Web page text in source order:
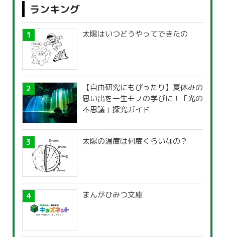
ランキング
太陽はいつどうやってできたの
【自由研究にもぴったり】夏休みの
思い出を一生モノの学びに！「光の
不思議」探究ガイド
太陽の温度は何度くらいなの？
まんがひみつ文庫